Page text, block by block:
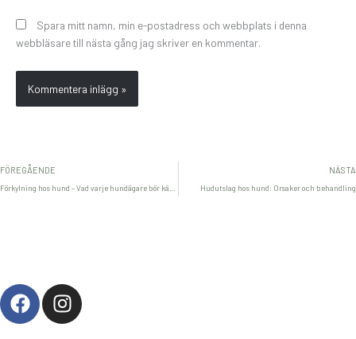
Spara mitt namn, min e-postadress och webbplats i denna
webbläsare till nästa gång jag skriver en kommentar.
FÖREGÅENDE NÄSTA
Hudutslag hos hund: Orsaker och behandling
F
a
I
n